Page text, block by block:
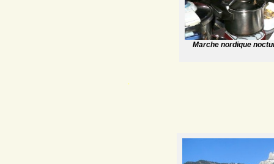
Marche nordique
.